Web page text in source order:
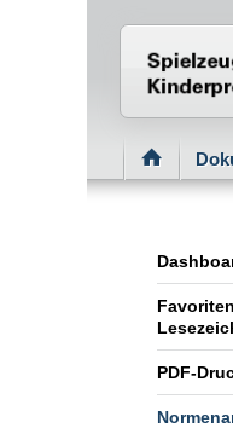
PDF-